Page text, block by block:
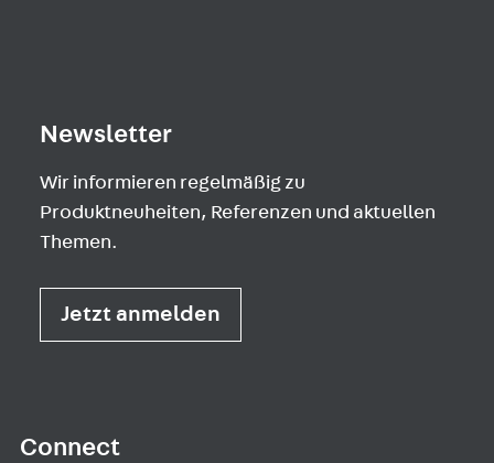
Newsletter
Wir informieren regelmäßig zu
Produktneuheiten, Referenzen und aktuellen
Themen.
Jetzt anmelden
Connect